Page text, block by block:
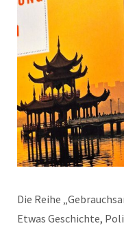
Die Reihe
Etwas Geschichte,